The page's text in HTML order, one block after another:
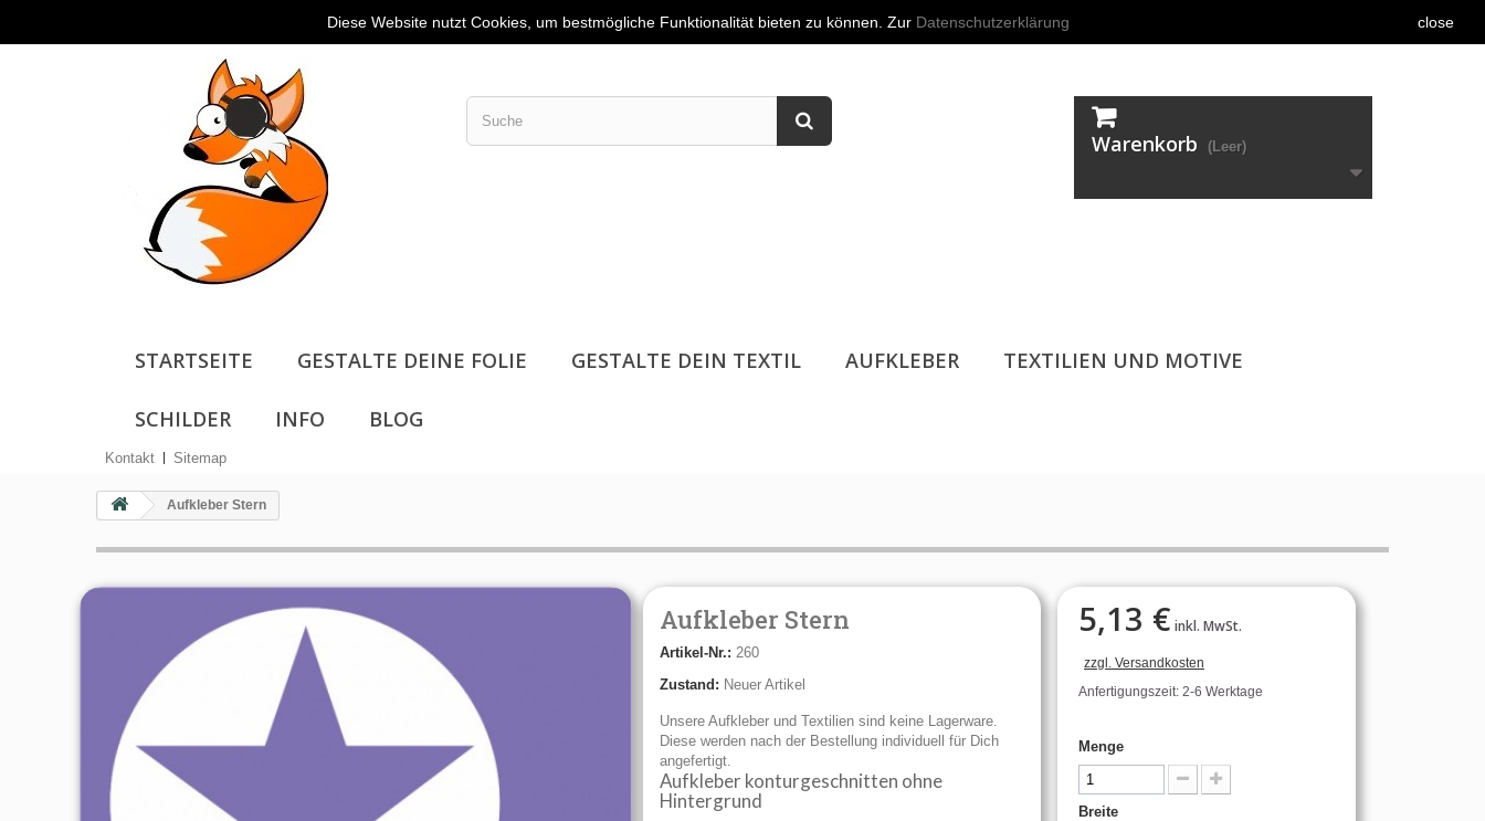
👤Anmelden
Kontakt
Warenkorb (Leer)
STARTSEITE GESTALTE DEINE FOLIE GESTALTE DEIN TEXTIL AUFKLEBER TEXTILIEN UND MOTIVE
SCHILDER INFO BLOG
Kontakt Sitemap
Aufkleber Stern
Aufkleber Stern
Artikel-Nr.: 260
Zustand: Neuer Artikel
Unsere Aufkleber und Textilien sind keine Lagerware.
Diese werden nach der Bestellung individuell für Dich
angefertigt.
Aufkleber konturgeschnitten ohne
Hintergrund
5,13 € inkl. MwSt.
zzgl. Versandkosten
Anfertigungszeit: 2-6 Werktage
Menge
Breite
Diese Website nutzt Cookies, um bestmögliche Funktionalität bieten zu können. Zur Datenschutzerklärung close